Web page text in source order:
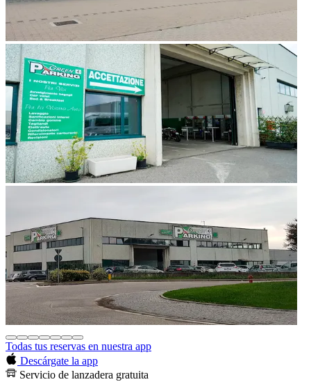
Todas tus reservas en nuestra app
Descárgate la app
Servicio de lanzadera gratuita